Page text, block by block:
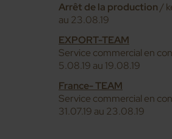
Arrêt de la production /
au 23.08.19
EXPORT-TEAM
Service commercial en
5.08.19 au 19.08.19
France- TEAM
Service commercial en
31.07.19 au 23.08.19